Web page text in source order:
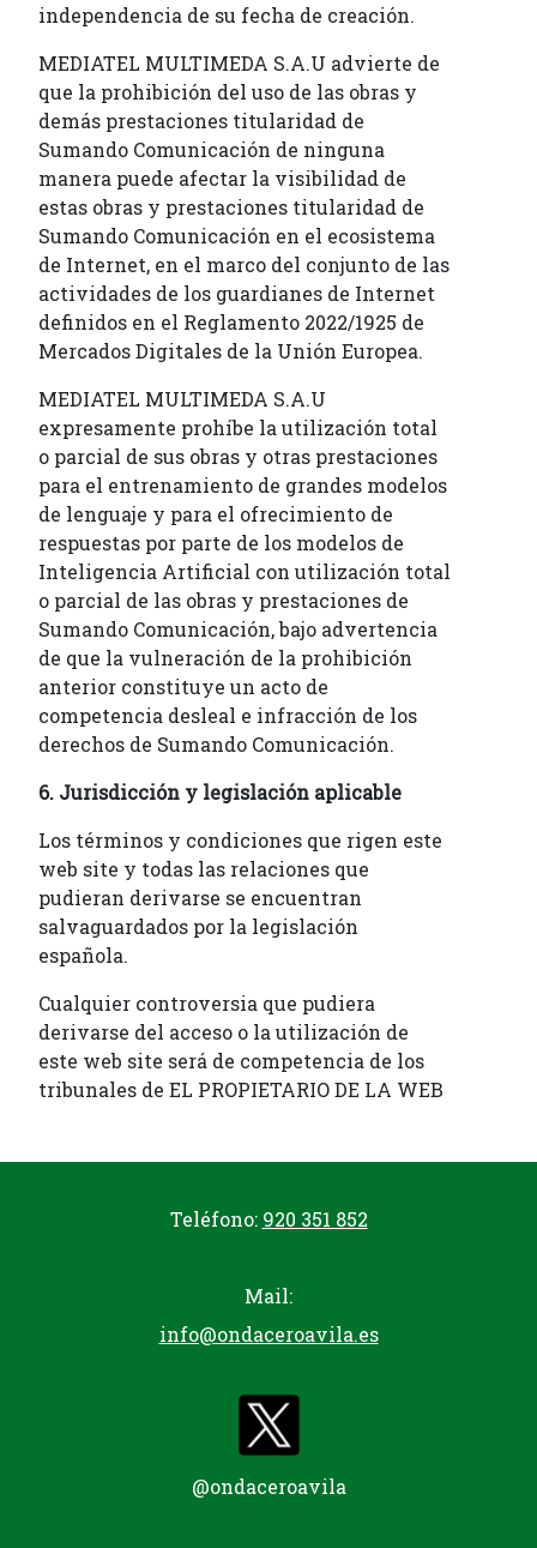
independencia de su fecha de creación.
MEDIATEL MULTIMEDA S.A.U advierte de
que la prohibición del uso de las obras y
demás prestaciones titularidad de
Sumando Comunicación de ninguna
manera puede afectar la visibilidad de
estas obras y prestaciones titularidad de
Sumando Comunicación en el ecosistema
de Internet, en el marco del conjunto de las
actividades de los guardianes de Internet
definidos en el Reglamento 2022/1925 de
Mercados Digitales de la Unión Europea.
MEDIATEL MULTIMEDA S.A.U
expresamente prohíbe la utilización total
o parcial de sus obras y otras prestaciones
para el entrenamiento de grandes modelos
de lenguaje y para el ofrecimiento de
respuestas por parte de los modelos de
Inteligencia Artificial con utilización total
o parcial de las obras y prestaciones de
Sumando Comunicación, bajo advertencia
de que la vulneración de la prohibición
anterior constituye un acto de
competencia desleal e infracción de los
derechos de Sumando Comunicación.
6. Jurisdicción y legislación aplicable
Los términos y condiciones que rigen este
web site y todas las relaciones que
pudieran derivarse se encuentran
salvaguardados por la legislación
española.
Cualquier controversia que pudiera
derivarse del acceso o la utilización de
este web site será de competencia de los
tribunales de EL PROPIETARIO DE LA WEB
Teléfono: 920 351 852
Mail:
info@ondaceroavila.es
@ondaceroavila